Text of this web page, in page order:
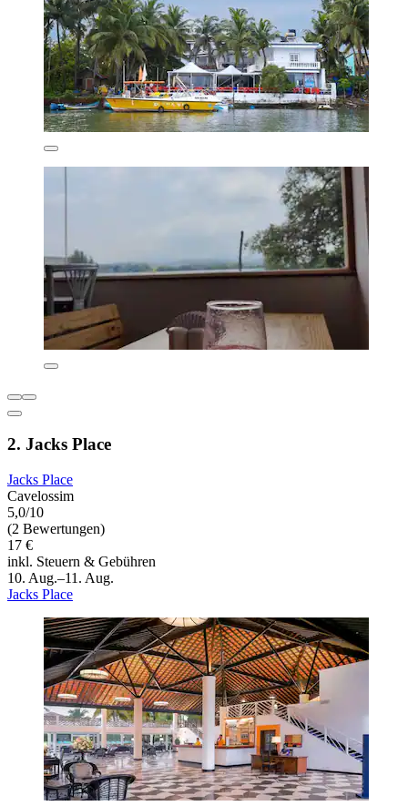
2. Jacks Place
Jacks Place
Cavelossim
5,0/10
(2 Bewertungen)
17 €
inkl. Steuern & Gebühren
10. Aug.–11. Aug.
Jacks Place